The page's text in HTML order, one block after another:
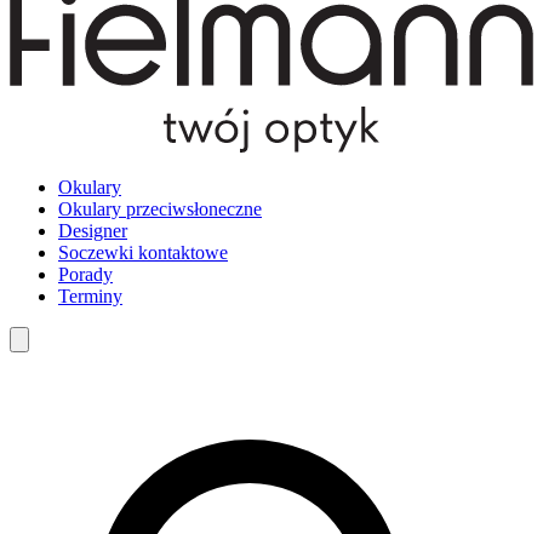
Okulary
Okulary przeciwsłoneczne
Designer
Soczewki kontaktowe
Porady
Terminy